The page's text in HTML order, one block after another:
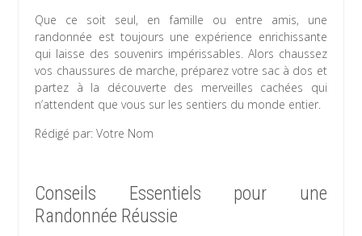
Que ce soit seul, en famille ou entre amis, une
randonnée est toujours une expérience enrichissante
qui laisse des souvenirs impérissables. Alors chaussez
vos chaussures de marche, préparez votre sac à dos et
partez à la découverte des merveilles cachées qui
n’attendent que vous sur les sentiers du monde entier.
Rédigé par: Votre Nom
Conseils Essentiels pour une
Randonnée Réussie